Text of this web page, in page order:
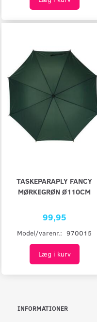
TASKEPARAPLY FANCY
MØRKEGRØN Ø110CM
99,95
Model/varenr.: 970015
Læg i kurv
INFORMATIONER